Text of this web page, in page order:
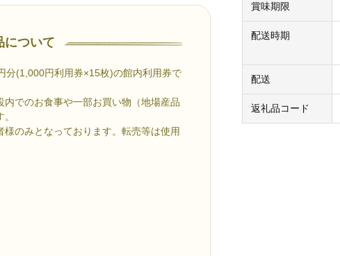
について
分(1,000円利用券×15枚)の館内利用券で
でのお食事や一部お買い物（地場産品
のみとなっております。転売等は使用
賞味期限
配送時期
配送
返礼品コード